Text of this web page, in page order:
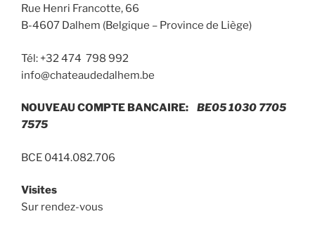
Rue Henri Francotte, 66
B-4607 Dalhem (Belgique – Province de Liège)
Tél: +32 474 798 992
info@chateaudedalhem.be
NOUVEAU COMPTE BANCAIRE:
BE05 1030 7705
7575
BCE 0414.082.706
Visites
Sur rendez-vous